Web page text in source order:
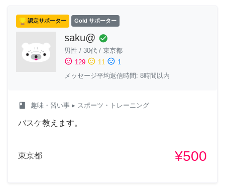
認定サポーター Gold サポーター
saku@ check_circle
男性 / 30代 / 東京都
sentiment_satisfied 129 sentiment_neutral 11 sentiment_dissatisfied 1
メッセージ平均返信時間: 8時間以内
class 趣味・習い事 ▸ スポーツ・トレーニング
バスケ教えます。
東京都 ¥500